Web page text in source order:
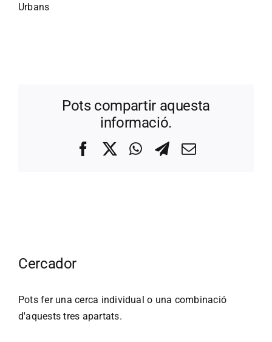
Urbans
Pots compartir aquesta
informació.
FacebookWhatsApp
Telegram
Correo
Cercador
Pots fer una cerca individual o una combinació
d'aquests tres apartats.